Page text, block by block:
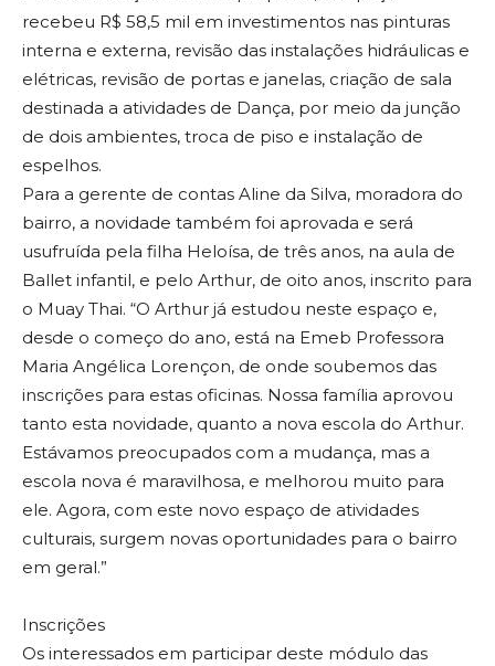
recebeu R$ 58,5 mil em investimentos nas pinturas
interna e externa, revisão das instalações hidráulicas e
elétricas, revisão de portas e janelas, criação de sala
destinada a atividades de Dança, por meio da junção
de dois ambientes, troca de piso e instalação de
espelhos.
Para a gerente de contas Aline da Silva, moradora do
bairro, a novidade também foi aprovada e será
usufruída pela filha Heloísa, de três anos, na aula de
Ballet infantil, e pelo Arthur, de oito anos, inscrito para
o Muay Thai. “O Arthur já estudou neste espaço e,
desde o começo do ano, está na Emeb Professora
Maria Angélica Lorençon, de onde soubemos das
inscrições para estas oficinas. Nossa família aprovou
tanto esta novidade, quanto a nova escola do Arthur.
Estávamos preocupados com a mudança, mas a
escola nova é maravilhosa, e melhorou muito para
ele. Agora, com este novo espaço de atividades
culturais, surgem novas oportunidades para o bairro
em geral.”
Inscrições
Os interessados em participar deste módulo das